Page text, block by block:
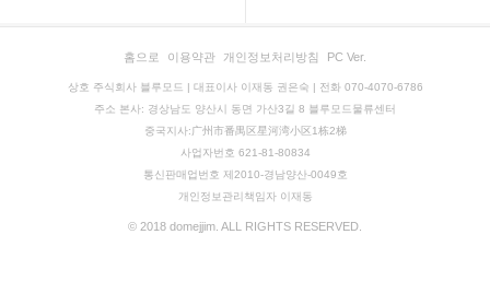
홈으로 이용약관 개인정보처리방침 PC Ver.
상호 주식회사 블루모드 | 대표이사 이재동 권은숙 | 전화 070-4070-6786
주소 본사: 경상남도 양산시 동면 가산3길 8 블루모드물류센터
중국지사:广州市番禺区星河湾小区1栋2梯
사업자번호 621-81-80834
통신판매업번호 제2010-경남양산-0049호
개인정보관리책임자 이재동
© 2018 domejjim. ALL RIGHTS RESERVED.